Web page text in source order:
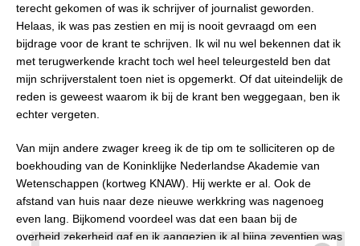
terecht gekomen of was ik schrijver of journalist geworden.
Helaas, ik was pas zestien en mij is nooit gevraagd om een
bijdrage voor de krant te schrijven. Ik wil nu wel bekennen dat ik
met terugwerkende kracht toch wel heel teleurgesteld ben dat
mijn schrijverstalent toen niet is opgemerkt. Of dat uiteindelijk de
reden is geweest waarom ik bij de krant ben weggegaan, ben ik
echter vergeten.
Van mijn andere zwager kreeg ik de tip om te solliciteren op de
boekhouding van de Koninklijke Nederlandse Akademie van
Wetenschappen (kortweg KNAW). Hij werkte er al. Ook de
afstand van huis naar deze nieuwe werkkring was nagenoeg
even lang. Bijkomend voordeel was dat een baan bij de
overheid zekerheid gaf en ik aangezien ik al bijna zeventien was